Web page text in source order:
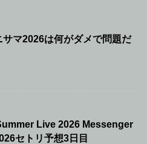
サマ2026は何がダメで問題だ
Live 2026 Messenger
セトリ予想3日目